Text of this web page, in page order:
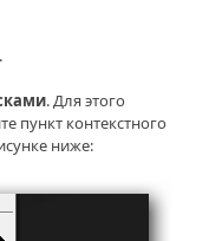
. Для этого
пункт контекстного
ниже: